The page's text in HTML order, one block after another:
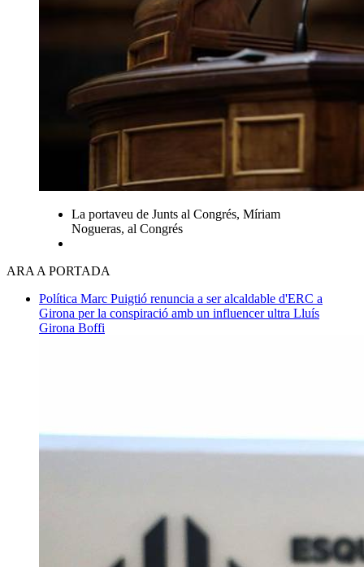
La portaveu de Junts al Congrés, Míriam
Nogueras, al Congrés
ARA A PORTADA
Política Marc Puigtió renuncia a ser alcaldable d'ERC a
Girona per la conspiració amb un influencer ultra Lluís
Girona Boffi